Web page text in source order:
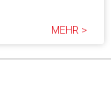
MEHR >